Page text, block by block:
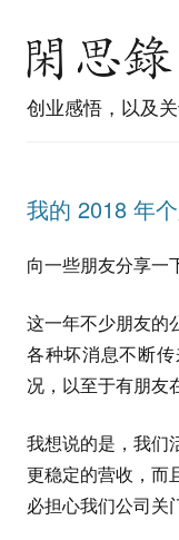
创业感悟，以及
我的 2018 年
向一些朋友分享一
这一年不少朋友的
各种坏消息不断
况，以至于有朋友
我想说的是，我们
更稳定的营收，而
必担心我们公司关